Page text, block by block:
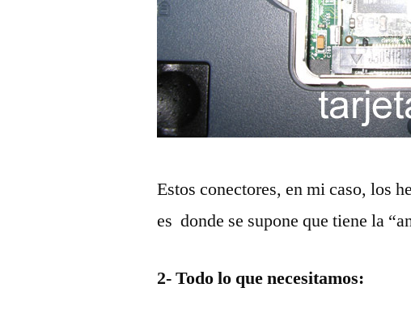
Estos conectores, en mi caso, los
es donde se supone que tiene la
2-Todo lo que necesitamos: